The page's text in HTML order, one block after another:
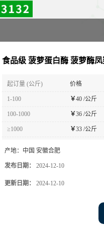
食品级 菠萝蛋白酶 菠萝酶
起订量 (公斤) 价格
1-100 ￥40 /公斤
100-1000 ￥36 /公斤
≥1000 ￥33 /公斤
产地： 中国 安徽合肥
发布日期： 2024-12-10
更新日期： 2024-12-10